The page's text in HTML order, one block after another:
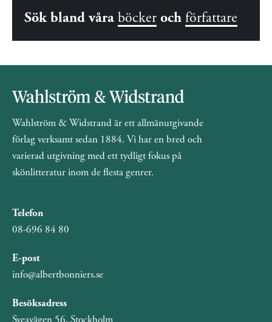
Sök bland våra böcker och författare
Wahlström & Widstrand är ett allmänutgivande
förlag verksamt sedan 1884. Vi har en bred och
varierad utgivning med ett tydligt fokus på
skönlitteratur inom de flesta genrer.
Telefon
08-696 84 80
E-post
info@albertbonniers.se
Besöksadress